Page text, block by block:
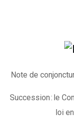
Note de
Succession : le
loi